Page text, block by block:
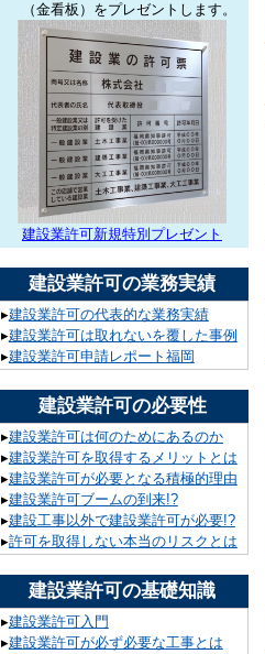
（金看板）をプレゼントします。
建設業許可新規特別プレゼント
建設業許可の業務実績
▸建設業許可の代表的な業務実績
▸建設業許可は取れないを覆した事例
▸建設業許可申請レポート福岡
建設業許可の必要性
▸建設業許可は何のためにあるのか
▸建設業許可を取得するメリットとは
▸建設業許可が必要となる積極的理由
▸建設業許可ブームの到来!?
▸建設工事以外で建設業許可が必要!?
▸許可を取得しない本当のリスクとは
建設業許可の基礎知識
▸建設業許可入門
▸建設業許可が必ず必要な工事とは